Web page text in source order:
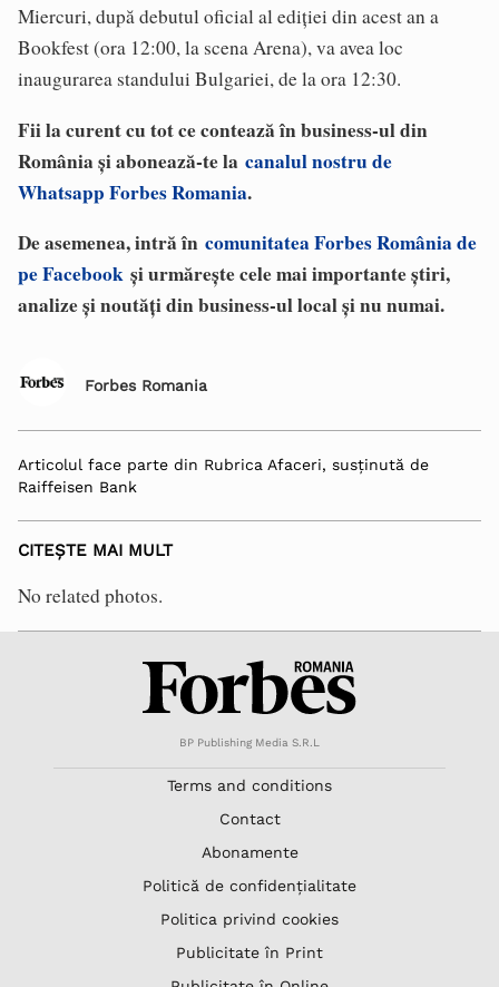
Miercuri, după debutul oficial al ediției din acest an a
Bookfest (ora 12:00, la scena Arena), va avea loc
inaugurarea standului Bulgariei, de la ora 12:30.
Fii la curent cu tot ce contează în business-ul din
România și abonează-te la canalul nostru de
Whatsapp Forbes Romania.
De asemenea, intră în comunitatea Forbes România de
pe Facebook și urmărește cele mai importante știri,
analize și noutăți din business-ul local și nu numai.
Forbes Romania
Articolul face parte din Rubrica Afaceri, susținută de
Raiffeisen Bank
CITEȘTE MAI MULT
No related photos.
BP Publishing Media S.R.L
Terms and conditions
Contact
Abonamente
Politică de confidențialitate
Politica privind cookies
Publicitate în Print